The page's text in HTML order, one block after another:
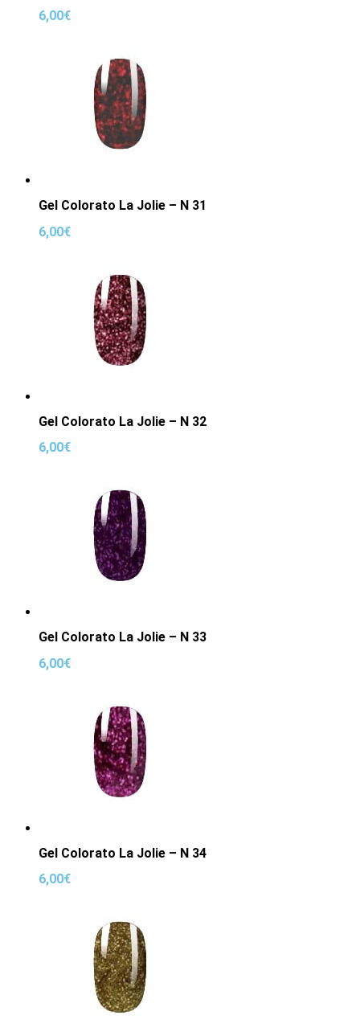
6,00€
Gel Colorato La Jolie – N 31
6,00€
Gel Colorato La Jolie – N 32
6,00€
Gel Colorato La Jolie – N 33
6,00€
Gel Colorato La Jolie – N 34
6,00€